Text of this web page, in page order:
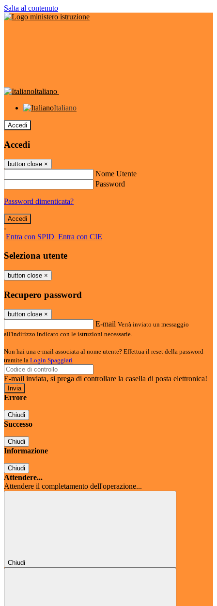
Salta al contenuto
Italiano
Italiano
Accedi
Accedi
button close ×
Nome Utente
Password
Password dimenticata?
-
Entra con SPID Entra con CIE
Seleziona utente
button close ×
Recupero password
button close ×
E-mail Verrà inviato un messaggio
all'indirizzo indicato con le istruzioni necessarie.
Non hai una e-mail associata al nome utente? Effettua il reset della password
tramite la Login Spaggiari
E-mail inviata, si prega di controllare la casella di posta elettronica!
Errore
Chiudi
Successo
Chiudi
Informazione
Chiudi
Attendere...
Attendere il completamento dell'operazione...
Chiudi